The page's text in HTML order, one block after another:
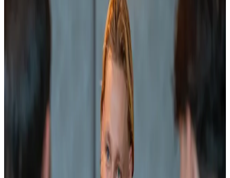
Konversion durch intelligentes Nurturing
Viele Organisationen verlieren ihre besten Leads,
sobald ein Prospect "noch nicht" sagt. Nicht weil sie
ungeeignet sind, sondern weil es kein geschlossenes
System gibt, das diese Unternehmen weiter begleitet,
bis sie wirklich im Markt sind.
Unser RevOps-Manager hilft beim Aufbau eines
solchen geschlossenen kommerziellen Systems.
Unternehmen, die gut passen, bleiben dauerhaft
sichtbar, werden gezielt beeinflusst und verlassen die
Buyer Journey nicht mehr. Nicht über lose
Newsletter, sondern über relevante, getimte
Interaktionen, die zu Verhalten und Kaufphase